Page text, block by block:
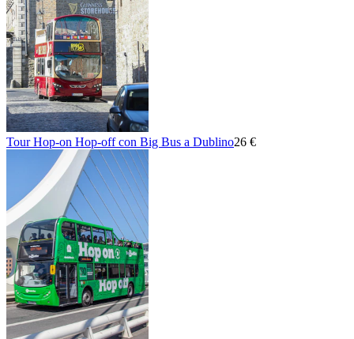
Tour Hop-on Hop-off con Big Bus a Dublino26 €